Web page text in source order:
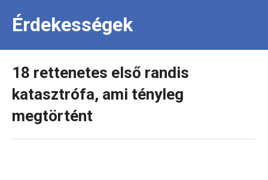
Érdekességek
18 rettenetes első randis
katasztrófa, ami tényleg
megtörtént